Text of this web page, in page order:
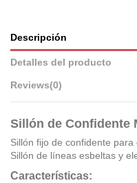
Descripción
Detalles del producto
Reviews(0)
Sillón de Confidente
Sillón fijo de confidente
Sillón de lí­neas esbeltas y
Características: